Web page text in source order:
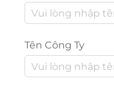
Tên Công Ty